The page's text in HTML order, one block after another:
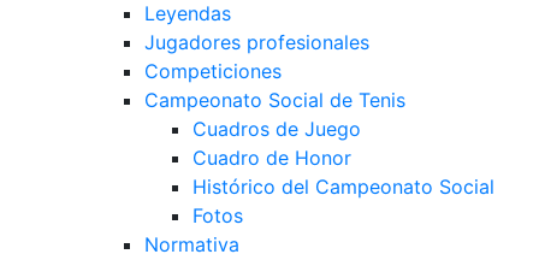
Leyendas
Jugadores profesionales
Competiciones
Campeonato Social de Tenis
Cuadros de Juego
Cuadro de Honor
Histórico del Campeonato Social
Fotos
Normativa